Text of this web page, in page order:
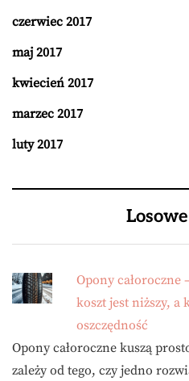
czerwiec 2017
maj 2017
kwiecień 2017
marzec 2017
luty 2017
Opony całoroczne
koszt jest niższy, a
oszczędność
Opony całoroczne kuszą
zależy od tego, czy jedno